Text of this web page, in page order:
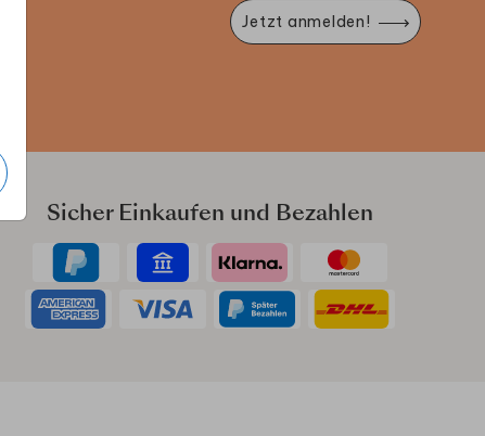
Jetzt anmelden!
Sicher Einkaufen und Bezahlen